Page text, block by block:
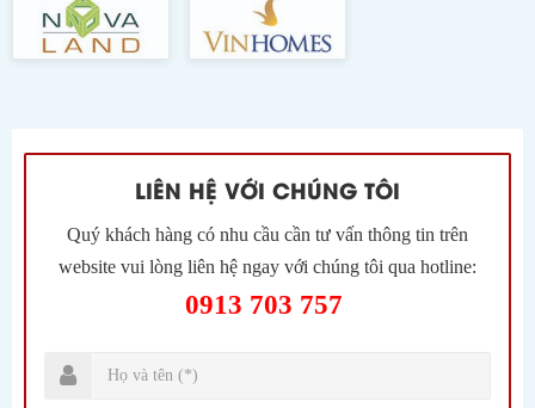
LIÊN HỆ VỚI CHÚNG TÔI
Quý khách hàng có nhu cầu cần tư vấn thông tin trên
website vui lòng liên hệ ngay với chúng tôi qua hotline:
0913 703 757